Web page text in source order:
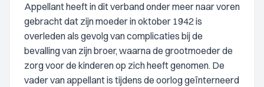
Appellant heeft in dit verband onder meer naar voren
gebracht dat zijn moeder in oktober 1942 is
overleden als gevolg van complicaties bij de
bevalling van zijn broer, waarna de grootmoeder de
zorg voor de kinderen op zich heeft genomen. De
vader van appellant is tijdens de oorlog geïnterneerd